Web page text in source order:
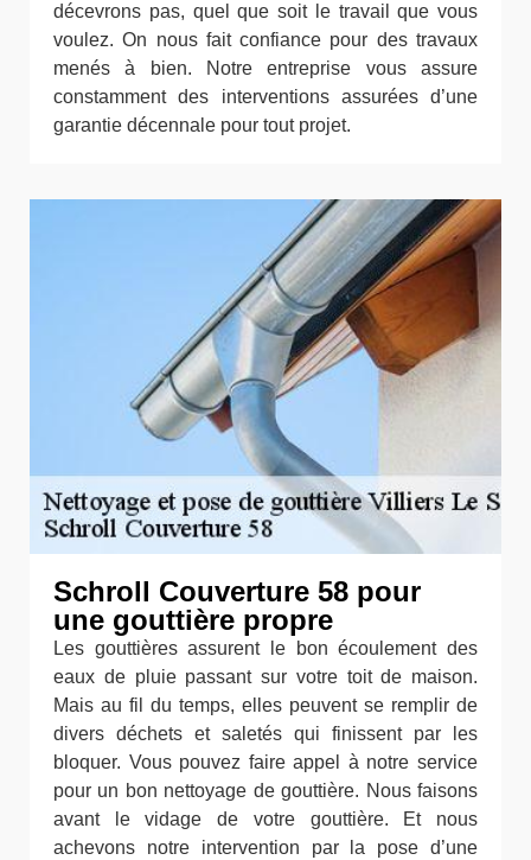
décevrons pas, quel que soit le travail que vous
voulez. On nous fait confiance pour des travaux
menés à bien. Notre entreprise vous assure
constamment des interventions assurées d’une
garantie décennale pour tout projet.
Schroll Couverture 58 pour
une gouttière propre
Les gouttières assurent le bon écoulement des
eaux de pluie passant sur votre toit de maison.
Mais au fil du temps, elles peuvent se remplir de
divers déchets et saletés qui finissent par les
bloquer. Vous pouvez faire appel à notre service
pour un bon nettoyage de gouttière. Nous faisons
avant le vidage de votre gouttière. Et nous
achevons notre intervention par la pose d’une